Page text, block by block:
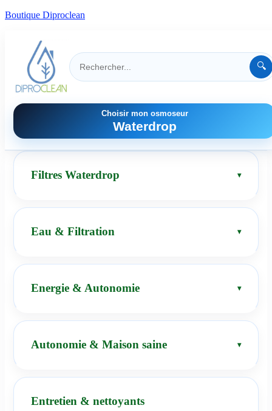
Boutique Diproclean
🔍
Choisir mon osmoseur
Waterdrop
Filtres Waterdrop
Eau & Filtration
Energie & Autonomie
Autonomie & Maison saine
Entretien & nettoyants